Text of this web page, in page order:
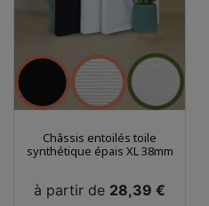
Châssis entoilés toile
synthétique épais XL 38mm
Prix
à partir de 28,39 €